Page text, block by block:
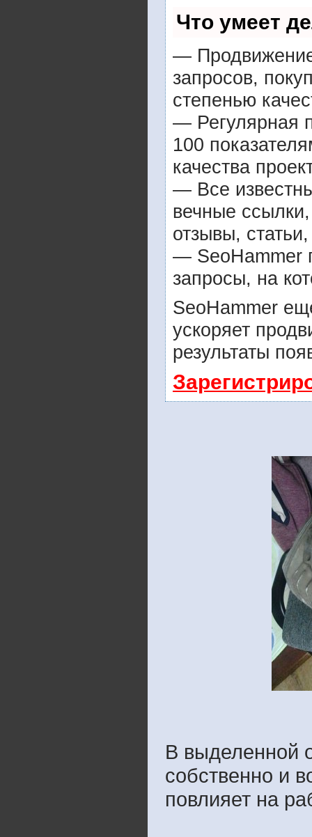
Что умеет
—
запросов,
степенью
— Регулярная
100
качества
— Все
вечные
отзывы,
— SeoHammer
запросы, на
SeoHammer
ускоряет
результаты
В выделенной
собственно и
повлияет на